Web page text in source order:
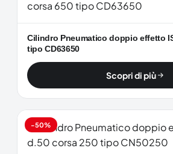
Cilindro Pneumatico doppio effetto
tipo CD63650
Scopri di più
-50%